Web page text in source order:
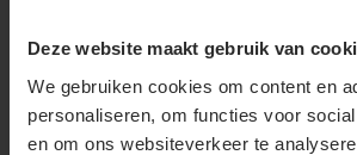
Deze website maakt gebruik van
We gebruiken cookies om content en
personaliseren, om functies voor
en om ons websiteverkeer te
+31(0)418 511 972
info@joboworkwear.nl